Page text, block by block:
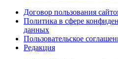
Договор пользования
Политика в сфере
данных
Пользовательское
Редакция